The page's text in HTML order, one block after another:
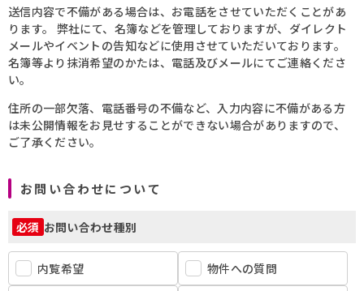
送信内容で不備がある場合は、お電話をさせていただくことがあ
ります。 弊社にて、名簿などを管理しておりますが、ダイレクト
メールやイベントの告知などに使用させていただいております。
名簿等より抹消希望のかたは、電話及びメールにてご連絡くださ
い。
住所の一部欠落、電話番号の不備など、入力内容に不備がある方
は未公開情報をお見せすることができない場合がありますので、
ご了承ください。
お問い合わせについて
必須 お問い合わせ種別
内覧希望 物件への質問